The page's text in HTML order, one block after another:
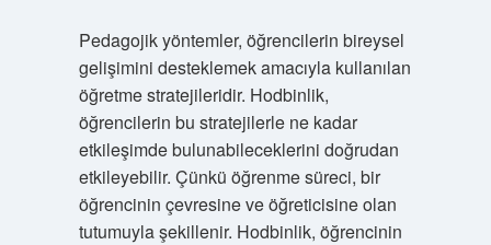
Pedagojik yöntemler, öğrencilerin bireysel
gelişimini desteklemek amacıyla kullanılan
öğretme stratejileridir. Hodbinlik,
öğrencilerin bu stratejilerle ne kadar
etkileşimde bulunabileceklerini doğrudan
etkileyebilir. Çünkü öğrenme süreci, bir
öğrencinin çevresine ve öğreticisine olan
tutumuyla şekillenir. Hodbinlik, öğrencinin